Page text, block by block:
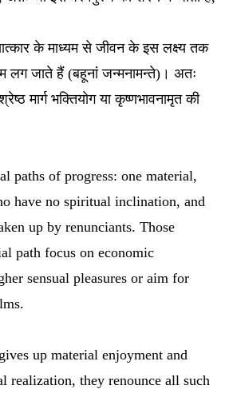
के माध्यम से जीवन के इस लक्ष्य तक
जाते हैं (बहूनां जन्मनामन्ते)। अतः
मार्ग भक्तियोग या कृष्णभावनामृत की
paths of progress: one material,
have no spiritual inclination, and
up by renunciants. Those
path focus on economic
sensual pleasures or aim for
up material enjoyment and
realization, they renounce all such